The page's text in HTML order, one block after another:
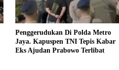
Penggerudukan Di Polda Metro
Jaya. Kapuspen TNI Tepis Kabar
Eks Ajudan Prabowo Terlibat